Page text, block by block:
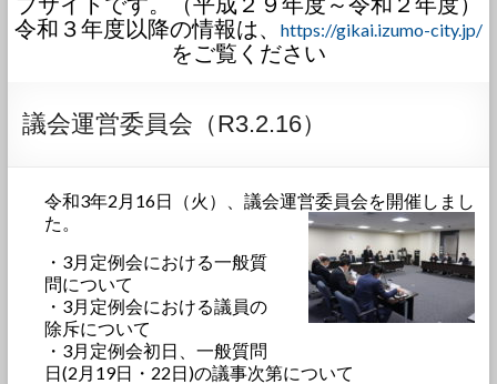
令和３年度以降の情報は、
https://gikai.izumo-city.jp/
をご覧ください
議会運営委員会（R3.2.16）
令和3年2月16日（火）、議会運営委員会を開催しまし
た。
・3月定例会における一般質
問について
・3月定例会における議員の
除斥について
・3月定例会初日、一般質問
日(2月19日・22日)の議事次第について